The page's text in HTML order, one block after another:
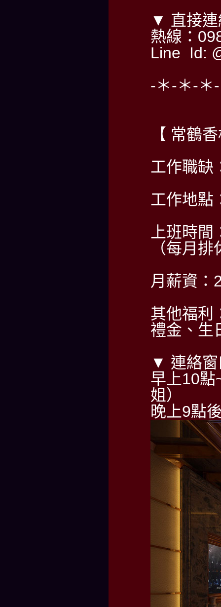
▼ 直接連
熱線：
Line Id:
-＊-＊-＊
【 常鶴
工作職缺
工作地點
上班時
（每月
月薪資：
其他福利
禮金、生
▼ 連絡窗
早上10點
姐）
晚上9點